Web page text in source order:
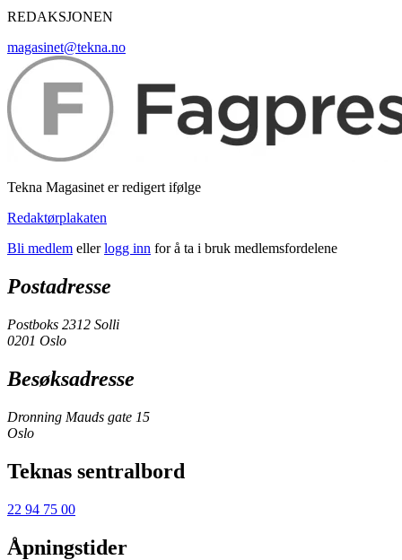
REDAKSJONEN
magasinet@tekna.no
Tekna Magasinet er redigert ifølge
Redaktørplakaten
Bli medlem ellerlogg inn for å ta i bruk medlemsfordelene
Postadresse
Postboks 2312 Solli
0201 Oslo
Besøksadresse
Dronning Mauds gate 15
Oslo
Teknas sentralbord
22 94 75 00
Åpningstider